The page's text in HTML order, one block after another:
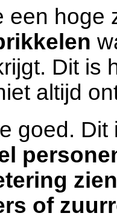
een hoge
Dit is
altijd
goed.
of